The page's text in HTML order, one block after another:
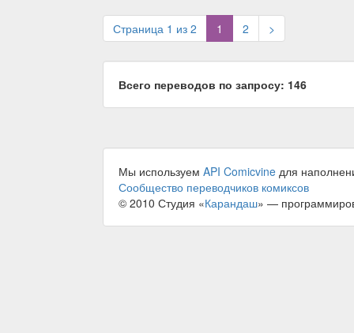
Страница 1 из 2 1 (current)
2 >
Всего переводов по запросу: 146
Мы используем API Comicvine для
Сообщество переводчиков комиксов
© 2010 Студия «Карандаш» —